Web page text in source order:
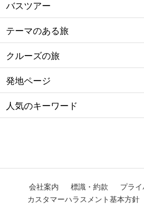
バスツアー
テーマのある旅
クルーズの旅
発地ページ
人気のキーワード
会社案内 標識・約款
プラ
カスタマーハラスメント基本方針